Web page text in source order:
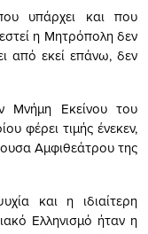
υπάρχει και που
η Μητρόπολη δεν
από εκεί επάνω, δεν
Μνήμη Εκείνου του
φέρει τιμής ένεκεν,
Αμφιθεάτρου της
και η ιδιαίτερη
Ελληνισμό ήταν η